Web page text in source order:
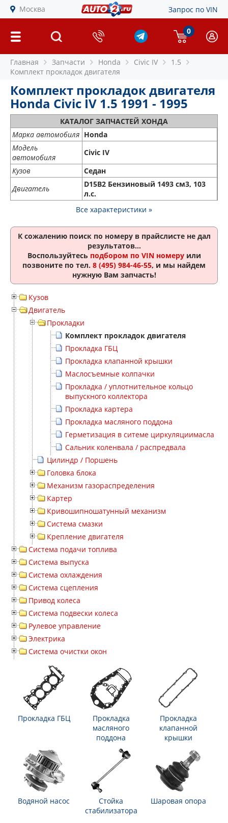
Москва Запрос по VIN
0
Главная Запчасти Honda Civic IV
1.5
Комплект прокладок двигателя
Комплект прокладок двигателя
Honda Civic IV 1.5 1991 - 1995
КАТАЛОГ ЗАПЧАСТЕЙ ХОНДА
Марка автомобиля Honda
Модель
автомобиля
Civic IV
Кузов
Седан
Двигатель
D15B2 Бензиновый 1493 см3, 103
л.с.
Все характеристики »
К сожалению поиск по номеру в прайслисте не дал
результатов...
Воспользуйтесь подбором по VIN номеруили
позвоните по тел. 8 (495) 984-46-55, и мы найдем
нужную Вам запчасть!
Кузов
Двигатель
Прокладки
Комплект прокладок двигателя
Прокладка ГБЦ
Прокладка клапанной крышки
Маслосъемные колпачки
Прокладка / уплотнительное кольцо
выпускного коллектора
Прокладка картера
Прокладка масляного поддона
Герметизация в ситеме циркуляциимасла
Сальник коленвала / распредвала
Цилиндр / Поршень
Головка блока
Механизм газораспределения
Картер
Кривошипношатунный механизм
Система смазки
Крепление двигателя
Система подачи топлива
Система выпуска
Система охлаждения
Система сцепления
Привод колеса
Система подвески колеса
Рулевое управление
Электрика
Система очистки окон
Прокладка ГБЦ
Прокладка
масляного
поддона
Прокладка
клапанной
крышки
Водяной насос
Стойка
стабилизатора
Шаровая опора